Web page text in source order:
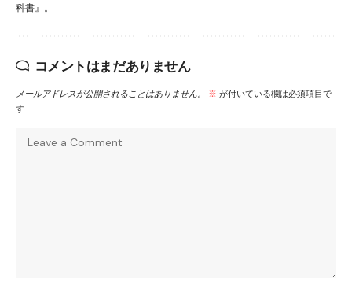
科書』。
コメントはまだありません
メールアドレスが公開されることはありません。 ※ が付いている欄は必須項目で
す